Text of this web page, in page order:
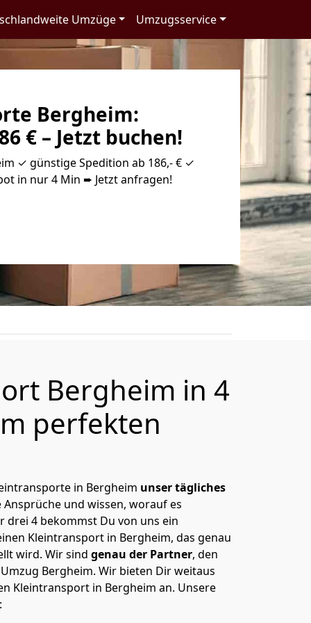
Umzüge Umzugsservice
Bergheim:
€ – Jetzt buchen!
✓ günstige Spedition ab 186,- € ✓
in nur 4 Min ➨ Jetzt anfragen!
Bergheim in 4
perfekten
in Bergheim unser tägliches
Ansprüche und wissen, worauf es
4 bekommst Du von uns ein
Kleintransport in Bergheim, das genau
wird. Wir sind genau der Partner, den
Bergheim. Wir bieten Dir weitaus
Kleintransport in Bergheim an. Unsere